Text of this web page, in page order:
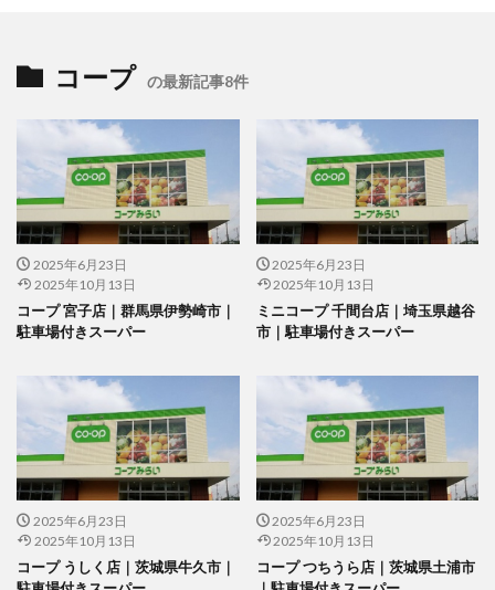
コープ の最新記事8件
2025年6月23日
2025年10月13日
コープ 宮子店｜群馬県伊勢崎市｜
駐車場付きスーパー
2025年6月23日
2025年10月13日
ミニコープ 千間台店｜埼玉県越谷
市｜駐車場付きスーパー
2025年6月23日
2025年10月13日
コープ うしく店｜茨城県牛久市｜
2025年6月23日
2025年10月13日
コープ つちうら店｜茨城県土浦市